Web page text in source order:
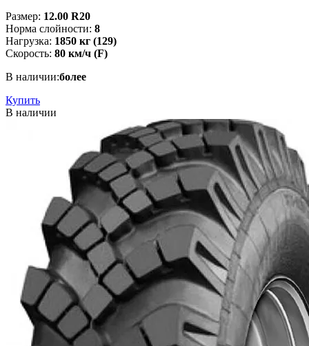
Размер: 12.00 R20
Норма слойности: 8
Нагрузка: 1850 кг (129)
Скорость: 80 км/ч (F)
В наличии:более
Купить
В наличии